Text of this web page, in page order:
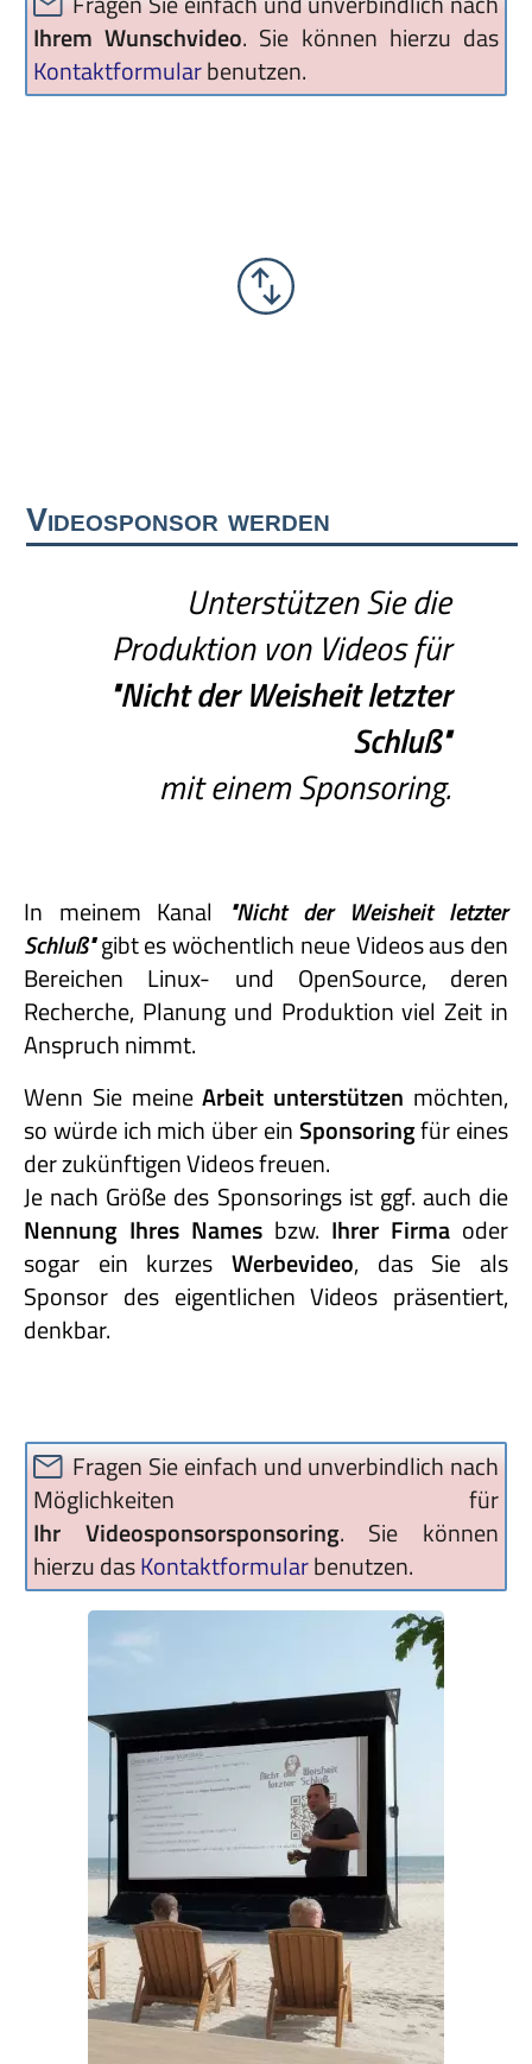
Ihrem Wunschvideo. Sie können hierzu das
Kontaktformularbenutzen.
Videosponsor werden
Unterstützen Sie die
Produktion von Videos für
"Nichtder Weisheitletzter
Schluß"
mit einem Sponsoring.
In meinem Kanal "Nicht der Weisheit letzter
Schluß"gibt es wöchentlich neue Videos aus den
Bereichen Linux- und OpenSource, deren
Recherche, Planung und Produktion viel Zeit in
Anspruch nimmt.
Wenn Sie meineArbeit unterstützen möchten,
so würde ich mich über einSponsoringfür eines
der zukünftigen Videos freuen.
Je nach Größe des Sponsorings ist ggf. auch die
Nennung Ihres Names bzw. Ihrer Firma oder
sogar ein kurzes Werbevideo, das Sie als
Sponsor des eigentlichen Videos präsentiert,
denkbar.
Fragen Sie einfach und unverbindlich nach
Möglichkeiten für
Ihr Videosponsorsponsoring. Sie können
hierzu dasKontaktformularbenutzen.